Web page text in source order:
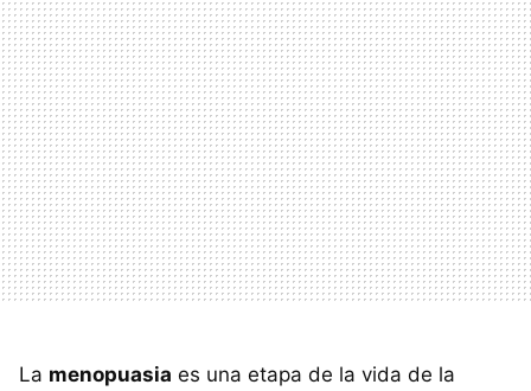
La menopuasia es una etapa de la vida de la